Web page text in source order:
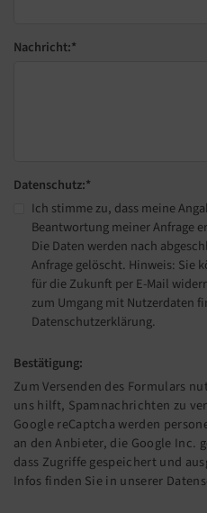
Nachricht:*
Datenschutz:*
Ich stimme zu, dass meine
Beantwortung meiner Anfrage
Die Daten werden nach
Anfrage gelöscht. Hinweis: Sie
für die Zukunft per E-Mail
zum Umgang mit Nutzerdaten
Datenschutzerklärung.
Bestätigung:
Zum Versenden des Formulars
uns hilft, Spamnachrichten zu
Google reCaptcha werden
an den Anbieter, die Google Inc.
dass Zugriffe gespeichert und
Infos finden Sie in unserer